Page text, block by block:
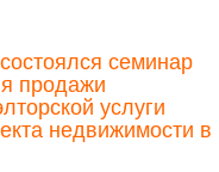
семинар
продажи
услуги
недвижимости в